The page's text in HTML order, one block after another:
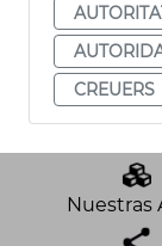
CREUERS
Nuestras